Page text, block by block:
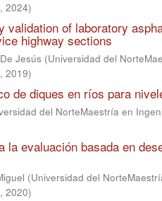
, 2024)
validation of laboratory
highway sections
Jesús (Universidad del
, 2019)
de diques en ríos para
del NorteMaestría en
la evaluación basada en
(Universidad del
, 2020)